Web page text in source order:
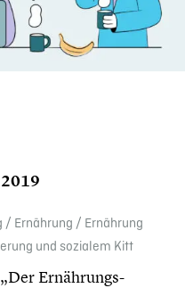
/ Ernährung / Ernährung
und sozialem Kitt
Ernäh­rungs­